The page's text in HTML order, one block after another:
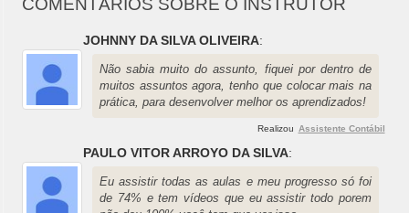
COMENTÁRIOS SOBRE O INSTRUTOR
JOHNNY DA SILVA OLIVEIRA:
Não sabia muito do assunto, fiquei por dentro de
muitos assuntos agora, tenho que colocar mais na
prática, para desenvolver melhor os aprendizados!
Realizou Assistente Contábil
PAULO VITOR ARROYO DA SILVA:
Eu assistir todas as aulas e meu progresso só foi
de 74% e tem vídeos que eu assistir todo porem